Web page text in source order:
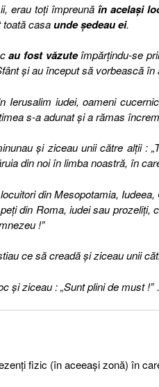
erau toţi împreună în acelaşi
toată casaunde şedeau ei.
au fost văzuteîmpărţindu-se
şi au început să vorbească
Ierusalim iudei, oameni
s-a adunat şi a rămas
şi ziceau unii către alţii :
din noi în limba noastră, în
din Mesopotamia,
din Roma, iudei sau
!”
ce să creadă şi ziceau unii
şi ziceau : „Sunt plini de must !”
fizic (în aceeaşi zonă) în